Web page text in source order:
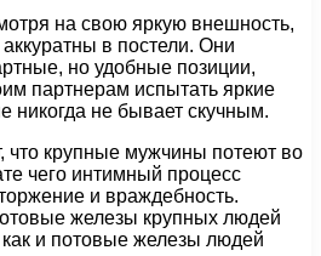
на свою яркую внешность,
в постели. Они
но удобные позиции,
партнерам испытать яркие
никогда не бывает скучным.
что крупные мужчины потеют во
чего интимный процесс
и враждебность.
железы крупных людей
и потовые железы людей